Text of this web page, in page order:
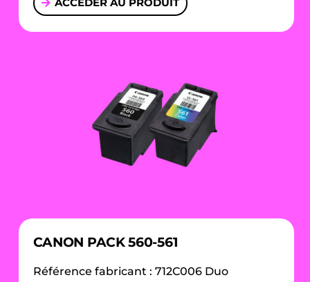
ACCÉDER AU PRODUIT
CANON PACK 560-561
Référence fabricant : 712C006 Duo